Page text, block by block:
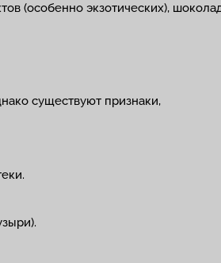
(особенно экзотических),
существуют признаки,